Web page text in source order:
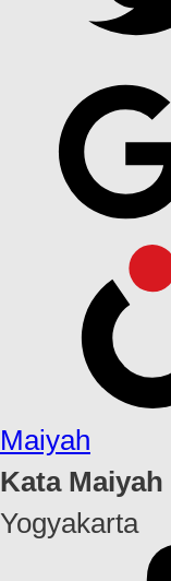
Maiyah
Kata Maiyah
Yogyakarta